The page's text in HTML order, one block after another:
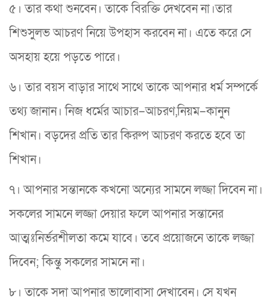
৫। তার কথা শুনবেন। তাকে বিরক্তি দেখবেন না।তার
শিশুসুলভ আচরণ নিয়ে উপহাস করবেন না। এতে করে সে
অসহায় হয়ে পড়তে পারে।
৬। তার বয়স বাড়ার সাথে সাথে তাকে আপনার ধর্ম সম্পর্কে
তথ্য জানান। নিজ ধর্মের আচার–আচরণ,নিয়ম–কানুন
শিখান। বড়দের প্রতি তার কিরুপ আচরণ করতে হবে তা
শিখান।
৭। আপনার সন্তানকে কখনো অন্যের সামনে লজ্জা দিবেন না।
সকলের সামনে লজ্জা দেয়ার ফলে আপনার সন্তানের
আত্মঃনির্ভরশীলতা কমে যাবে। তবে প্রয়োজনে তাকে লজ্জা
দিবেন; কিন্তু সকলের সামনে না।
৮। তাকে সদা আপনার ভালোবাসা দেখাবেন। সে যখন